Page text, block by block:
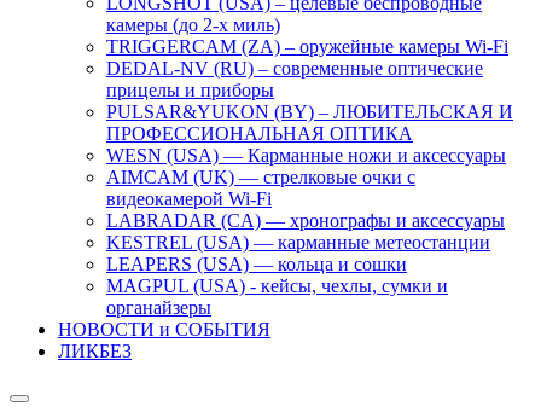
камеры (до 2-х миль)
TRIGGERCAM (ZA) – оружейные камеры Wi-Fi
DEDAL-NV (RU) – современные оптические
прицелы и приборы
PULSAR&YUKON (BY) – ЛЮБИТЕЛЬСКАЯ И
ПРОФЕССИОНАЛЬНАЯ ОПТИКА
WESN (USA) — Карманные ножи и аксессуары
AIMCAM (UK) — стрелковые очки с
видеокамерой Wi-Fi
LABRADAR (CA) — хронографы и аксессуары
KESTREL (USA) — карманные метеостанции
LEAPERS (USA) — кольца и сошки
MAGPUL (USA) - кейсы, чехлы, сумки и
органайзеры
НОВОСТИ и СОБЫТИЯ
ЛИКБЕЗ